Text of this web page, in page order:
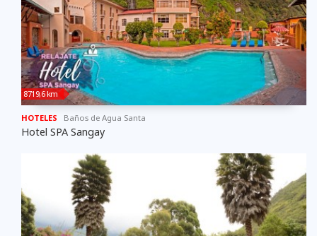
8719,6 km
HOTELES Baños de Agua Santa
Hotel SPA Sangay